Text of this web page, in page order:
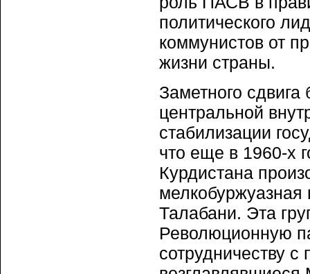
политического
коммунистов от
жиз­ни страны.
Заметного
цен­тральной
стабилизации
что еще в 1960-х
Курдистана
мелкобуржуазная
Талабани. Эта
Революционную
сотрудничеству